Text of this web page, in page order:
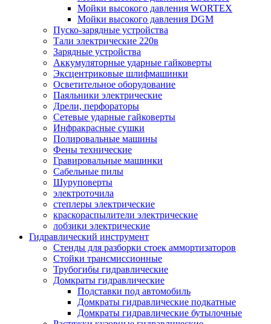
Мойки высокого давления WORTEX
Мойки высокого давления DGM
Пуско-зарядные устройства
Тали электрические 220в
Зарядные устройства
Аккумуляторные ударные гайковерты
Эксцентриковые шлифмашинки
Осветительное оборудование
Паяльники электрические
Дрели, перфораторы
Сетевые ударные гайковерты
Инфракрасные сушки
Полировальные машины
Фены технические
Гравировальные машинки
Сабельные пилы
Шуруповерты
электроточила
степлеры электрические
краскораспылители электрические
лобзики электрические
Гидравлический инструмент
Стенды для разборки стоек аммортизаторов
Стойки трансмиссионные
Трубогибы гидравлические
Домкраты гидравлические
Подставки под автомобиль
Домкраты гидравлические подкатные
Домкраты гидравлические бутылочные